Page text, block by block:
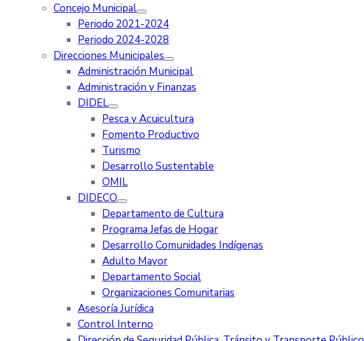
Concejo Municipal
Periodo 2021-2024
Periodo 2024-2028
Direcciones Municipales
Administración Municipal
Administración y Finanzas
DIDEL
Pesca y Acuicultura
Fomento Productivo
Turismo
Desarrollo Sustentable
OMIL
DIDECO
Departamento de Cultura
Programa Jefas de Hogar
Desarrollo Comunidades Indígenas
Adulto Mayor
Departamento Social
Organizaciones Comunitarias
Asesoría Jurídica
Control Interno